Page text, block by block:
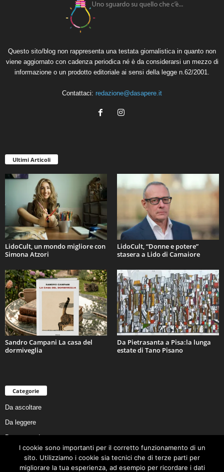
Questo sito/blog non rappresenta una testata giornalistica in quanto non
viene aggiornato con cadenza periodica né è da considerarsi un mezzo di
informazione o un prodotto editoriale ai sensi della legge n.62/2001.
Contattaci: redazione@dasapere.it
Ultimi Articoli
LidoCult, un mondo migliore con
Simona Atzori
LidoCult, “Donne e potere”
stasera a Lido di Camaiore
Sandro Campani La casa del
dormiveglia
Da Pietrasanta a Pisa:la lunga
estate di Tano Pisano
Categorie
Da ascoltare
Da leggere
Da non perdere
Da conoscere
Da preservare
I cookie sono importanti per il corretto funzionamento di un
sito. Utilizziamo i cookie sia tecnici che di terze parti per
migliorare la tua esperienza, ad esempio per ricordare i dati